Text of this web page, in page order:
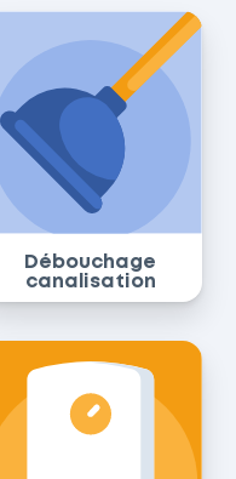
Débouchage
canalisation